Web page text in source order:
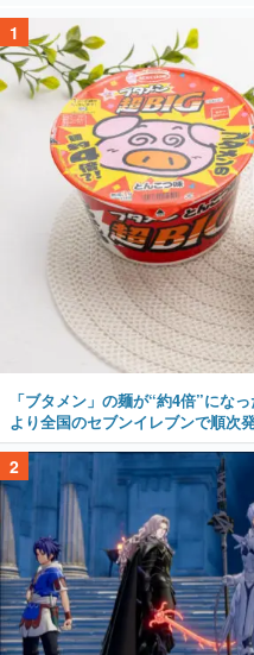
1
「ブタメン」の麺が“約4倍”にな
より全国のセブンイレブンで順次
2